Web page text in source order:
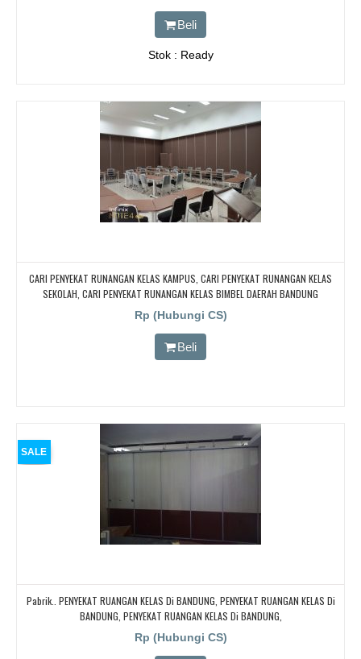
Beli
Stok : Ready
CARI PENYEKAT RUNANGAN KELAS KAMPUS, CARI PENYEKAT RUNANGAN KELAS
SEKOLAH, CARI PENYEKAT RUNANGAN KELAS BIMBEL DAERAH BANDUNG
Rp (Hubungi CS)
Beli
SALE
Pabrik.. PENYEKAT RUANGAN KELAS Di BANDUNG, PENYEKAT RUANGAN KELAS Di
BANDUNG, PENYEKAT RUANGAN KELAS Di BANDUNG,
Rp (Hubungi CS)